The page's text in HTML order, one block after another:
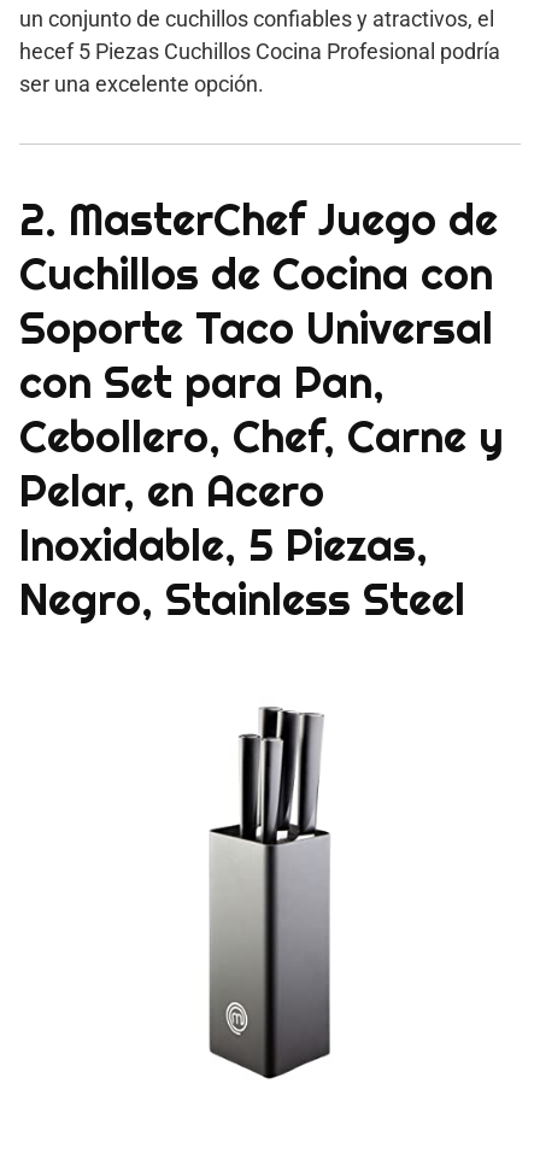
un conjunto de cuchillos confiables y atractivos, el
hecef 5 Piezas Cuchillos Cocina Profesional podría
ser una excelente opción.
2. MasterChef Juego de
Cuchillos de Cocina con
Soporte Taco Universal
con Set para Pan,
Cebollero, Chef, Carne y
Pelar, en Acero
Inoxidable, 5 Piezas,
Negro, Stainless Steel